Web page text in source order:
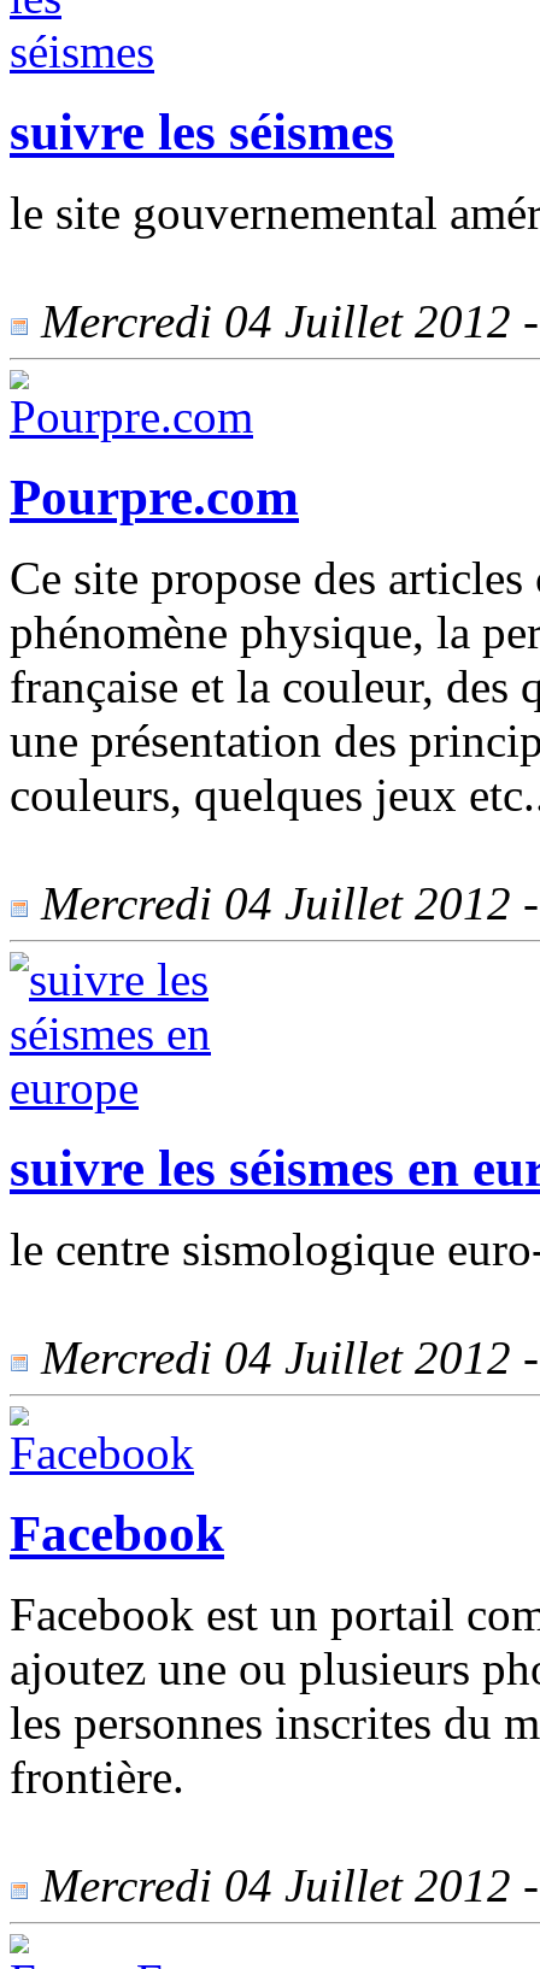
suivre les séismes
le site gouvernemental
Mercredi 04 Juillet 2012
Pourpre.com
Ce site propose des
phénomène physique, la
française et la couleur, des
une présentation des
couleurs, quelques jeux
Mercredi 04 Juillet 2012
suivre les séismes en
le centre sismologique
Mercredi 04 Juillet 2012
Facebook
Facebook est un portail
ajoutez une ou plusieurs
les personnes inscrites du
frontière.
Mercredi 04 Juillet 2012